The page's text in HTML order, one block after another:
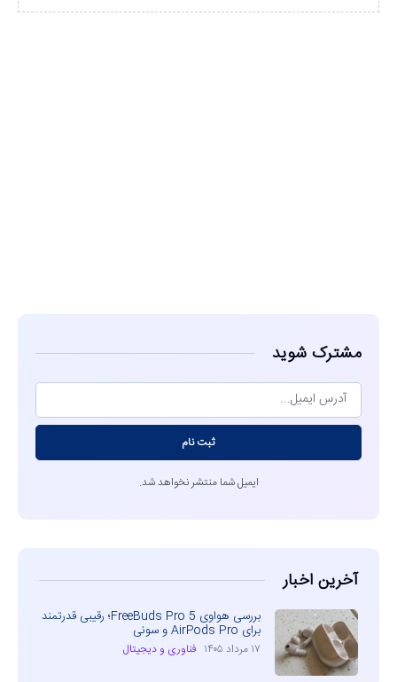
مشترک شوید
ثبت نام
ایمیل شما منتشر نخواهد شد.
آخرین اخبار
بررسی هواوی FreeBuds Pro 5؛ رقیبی قدرتمند
برای AirPods Pro و سونی
۱۷ مرداد ۱۴۰۵ فناوری و دیجیتال